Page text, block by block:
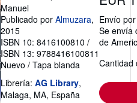
a
r
f
a
s
d
e
e
n
Manuel
Publicado por Almuzara,
2015
ISBN 10: 8416100810 /
ISBN 13: 9788416100811
Nuevo / Tapa blanda
Librería: AG Library,
Malaga, MA, España
Envío
Se envía
de
Cantidad